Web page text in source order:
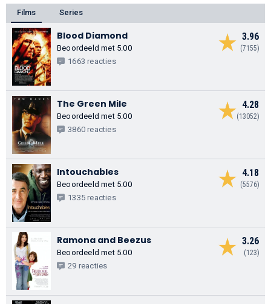
Films Series
3.96
(7155)
Blood Diamond
Beoordeeld met 5.00
1663 reacties
4.28
(13052)
The Green Mile
Beoordeeld met 5.00
3860 reacties
4.18
(5576)
Intouchables
Beoordeeld met 5.00
1335 reacties
3.26
(123)
Ramona and Beezus
Beoordeeld met 5.00
29 reacties